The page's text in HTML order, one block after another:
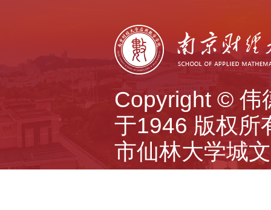
Copyright © 伟
于1946 版权
市仙林大学城